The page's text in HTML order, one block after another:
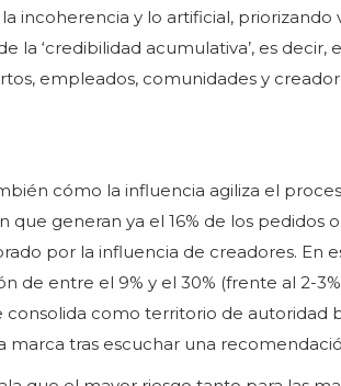
incoherencia y lo artificial, priorizando
la ‘credibilidad acumulativa’, es decir,
empleados, comunidades y
cómo la influencia agiliza el
generan ya el 16% de los pedidos
por la influencia de creadores. En
de entre el 9% y el 30% (frente al 2-
como territorio de autoridad
marca tras escuchar una